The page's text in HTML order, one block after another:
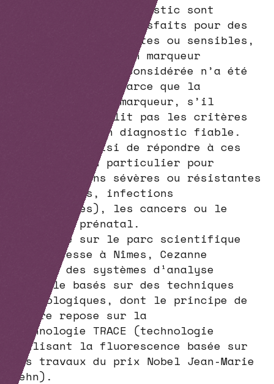
Des besoins en diagnostic sont
aujourd’hui non satisfaits pour des
pathologies fréquentes ou sensibles,
soit parce qu’aucun marqueur
de la pathologie considérée n’a été
identifié, soit parce que la
détection de ce marqueur, s’il
existe, ne remplit pas les critères
d’exigence d’un diagnostic fiable.
Cezanne a choisi de répondre à ces
questions, en particulier pour
les infections sévères ou résistantes
(septicémies, infections
nosocomiales), les cancers ou le
dépistage prénatal.
Installée sur le parc scientifique
George Besse à Nîmes, Cezanne
conçoit des systèmes d¹analyse
médicale basés sur des techniques
immunologiques, dont le principe de
mesure repose sur la
technologie TRACE (technologie
utilisant la fluorescence basée sur
des travaux du prix Nobel Jean-Marie
Lehn).